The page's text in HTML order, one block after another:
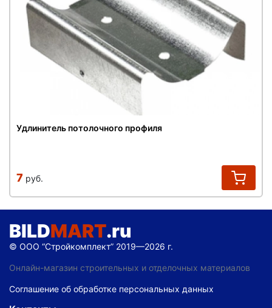
Удлинитель потолочного профиля
7 руб.
BILDMART.ru
© ООО “Стройкомплект” 2019—2026 г.
Онлайн-магазин строительных и отделочных материалов
Соглашение об обработке персональных данных